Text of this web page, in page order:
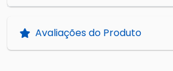
Avaliações do Produto